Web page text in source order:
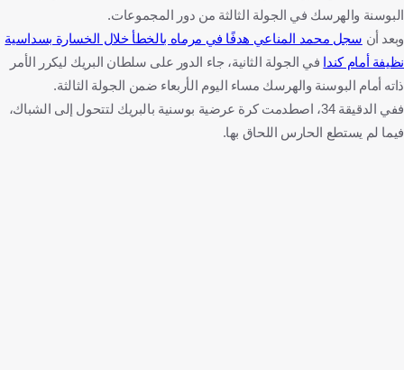
البوسنة والهرسك في الجولة الثالثة من دور المجموعات.
وبعد أن سجل محمد المناعي هدفًا في مرماه بالخطأ خلال الخسارة بسداسية
نظيفة أمام كندا في الجولة الثانية، جاء الدور على سلطان البريك ليكرر الأمر
ذاته أمام البوسنة والهرسك مساء اليوم الأربعاء ضمن الجولة الثالثة.
ففي الدقيقة 34، اصطدمت كرة عرضية بوسنية بالبريك لتتحول إلى الشباك،
فيما لم يستطع الحارس اللحاق بها.